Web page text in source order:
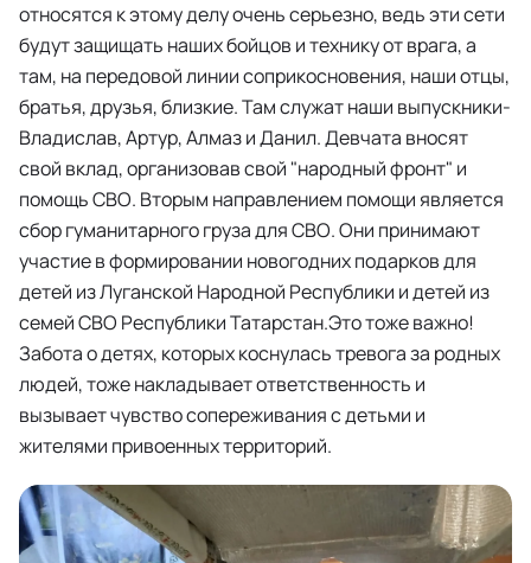
относятся к этому делу очень серьезно, ведь эти сети
будут защищать наших бойцов и технику от врага, а
там, на передовой линии соприкосновения, наши отцы,
братья, друзья, близкие. Там служат наши выпускники-
Владислав, Артур, Алмаз и Данил. Девчата вносят
свой вклад, организовав свой "народный фронт" и
помощь СВО. Вторым направлением помощи является
сбор гуманитарного груза для СВО. Они принимают
участие в формировании новогодних подарков для
детей из Луганской Народной Республики и детей из
семей СВО Республики Татарстан.Это тоже важно!
Забота о детях, которых коснулась тревога за родных
людей, тоже накладывает ответственность и
вызывает чувство сопереживания с детьми и
жителями привоенных территорий.